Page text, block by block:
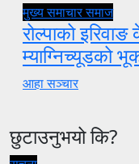
मुख्य समाचारसमाज
रोल्पाको
म्याग्निच्यूडको
आहा सञ्चार
छुटाउनुभयो कि?